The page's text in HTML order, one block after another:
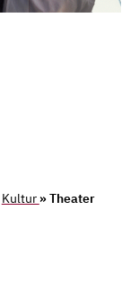
Kultur » Theater